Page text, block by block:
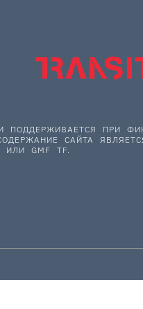
И ПОДДЕРЖИВАЕТСЯ
САЙТА
GMF TF.